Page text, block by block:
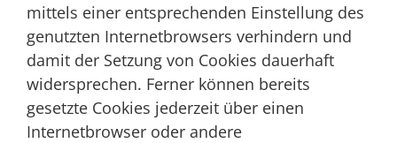
mittels einer entsprechenden Einstellung des
genutzten Internetbrowsers verhindern und
damit der Setzung von Cookies dauerhaft
widersprechen. Ferner können bereits
gesetzte Cookies jederzeit über einen
Internetbrowser oder andere